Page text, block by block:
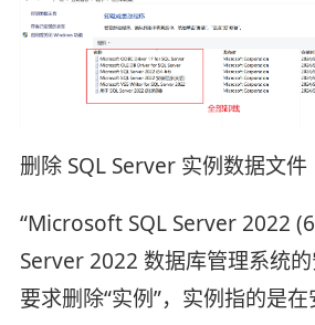
删除 SQL Server 实例数据文件
“Microsoft SQL Server 2022
Server 2022 数据库管理系统
要求删除“实例”，实例指的是